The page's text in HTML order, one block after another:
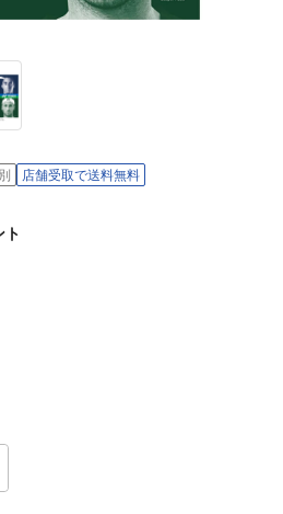
店舗受取で送料無料
ト